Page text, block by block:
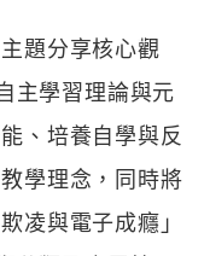
題分享核心觀
主學習理論與元
、培養自學與反
學理念，同時將
凌與電子成癮」